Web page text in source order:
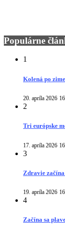
Populárne
1
Kolená po
20. apríla 2026
2
Tri európske
17. apríla 2026
3
Zdravie
19. apríla 2026
4
Začína sa